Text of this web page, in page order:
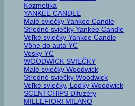
Kozmetika
YANKEE CANDLE
Malé sviečky Yankee Candle
Stredné sviečky Yankee Candle
Veľké sviečky Yankee Candle
Vône do auta YC
Vosky YC
WOODWICK SVIEČKY
Malé sviečky Woodwick
Stredné sviečky Woodwick
Veľké sviečky, Loďky Woodwick
SCENTCHIPS Difuzéry
MILLEFIORI MILANO